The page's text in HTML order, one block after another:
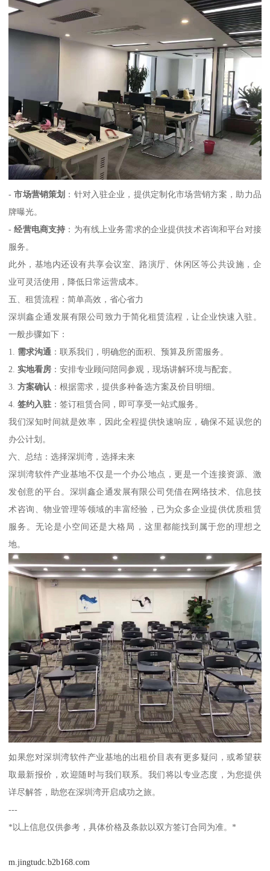
-市场营销策划 ：针对入驻企业，提供定制化市场营销方案，助力品
牌曝光。
-经营电商支持 ：为有线上业务需求的企业提供技术咨询和平台对接
服务。
此外，基地内还设有共享会议室、路演厅、休闲区等公共设施，企
业可灵活使用，降低日常运营成本。
五、租赁流程：简单高效，省心省力
深圳鑫企通发展有限公司致力于简化租赁流程，让企业快速入驻。
一般步骤如下：
1. 需求沟通 ：联系我们，明确您的面积、预算及所需服务。
2.实地看房 ：安排专业顾问陪同参观，现场讲解环境与配套。
3.方案确认 ：根据需求，提供多种备选方案及价目明细。
4.签约入驻 ：签订租赁合同，即可享受一站式服务。
我们深知时间就是效率，因此全程提供快速响应，确保不延误您的
办公计划。
六、总结：选择深圳湾，选择未来
深圳湾软件产业基地不仅是一个办公地点，更是一个连接资源、激
发创意的平台。深圳鑫企通发展有限公司凭借在网络技术、信息技
术咨询、物业管理等领域的丰富经验，已为众多企业提供优质租赁
服务。无论是小空间还是大格局，这里都能找到属于您的理想之
地。
如果您对深圳湾软件产业基地的出租价目表有更多疑问，或希望获
取最新报价，欢迎随时与我们联系。我们将以专业态度，为您提供
详尽解答，助您在深圳湾开启成功之旅。
---
*以上信息仅供参考，具体价格及条款以双方签订合同为准。*
m.jingtudc.b2b168.com